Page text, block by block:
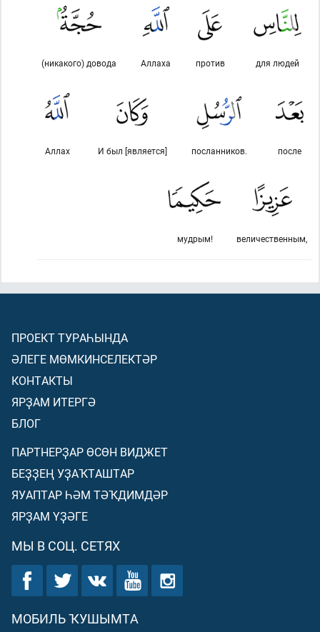
для людей
против
Аллаха
(никакого) довода
после
посланников.
И был [является]
Аллах
величественным,
мудрым!
ПРОЕКТ ТУРАҺЫНДА
ӘЛЕГЕ МӨМКИНСЕЛЕКТӘР
КОНТАКТЫ
ЯРҘАМ ИТЕРГӘ
БЛОГ
ПАРТНЕРҘАР ӨСӨН ВИДЖЕТ
БЕҘҘЕҢ УҘАҠТАШТАР
ЯУАПТАР ҺӘМ ТӘҠДИМДӘР
ЯРҘАМ ҮҘӘГЕ
МЫ В СОЦ. СЕТЯХ
МОБИЛЬ ҠУШЫМТА